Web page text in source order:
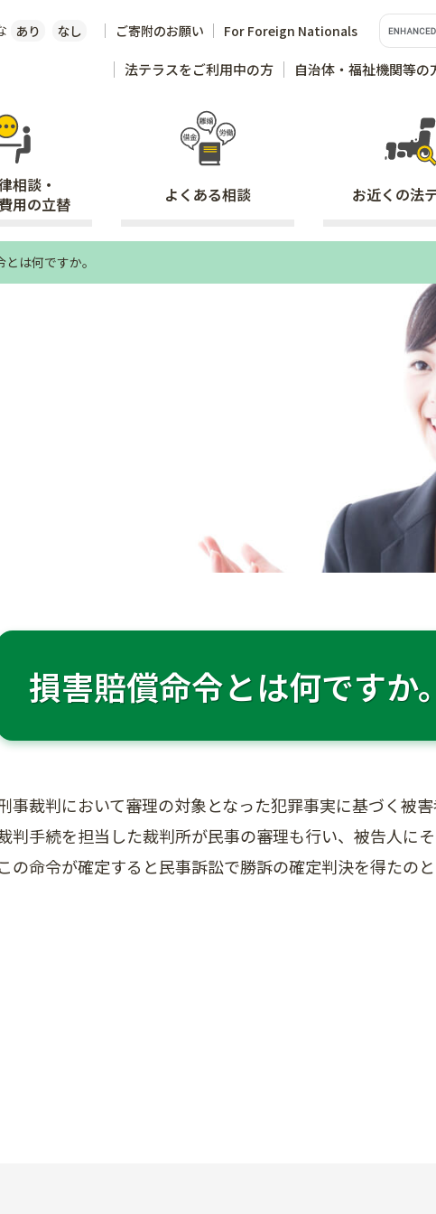
あり なし ご寄附のお願い For Foreign Nationals
法テラスをご利用中の方 自治体・福祉機関等の
相談・
用の立替
よくある相談 お近くの法
は何ですか。
損害賠償命令とは何ですか。
事裁判において審理の対象となった犯罪事実に基づく被
判手続を担当した裁判所が民事の審理も行い、被告人に
この命令が確定すると民事訴訟で勝訴の確定判決を得たのと